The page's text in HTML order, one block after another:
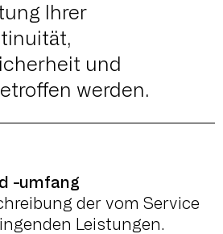
Ihrer
und
werden.
-umfang
der vom Service
Leistungen.